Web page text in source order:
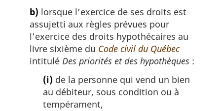
b) lorsque l’exercice de ses droits est
assujetti aux règles prévues pour
l’exercice des droits hypothécaires au
livre sixième du Code civil du Québec
intitulé Des priorités et des hypothèques :
(i) de la personne qui vend un bien
au débiteur, sous condition ou à
tempérament,